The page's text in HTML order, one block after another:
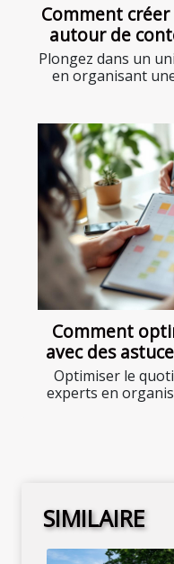
Comment
autour de
Plongez dans un
en organisant
Comment
avec des
Optimiser le
experts en
SIMILAIRE